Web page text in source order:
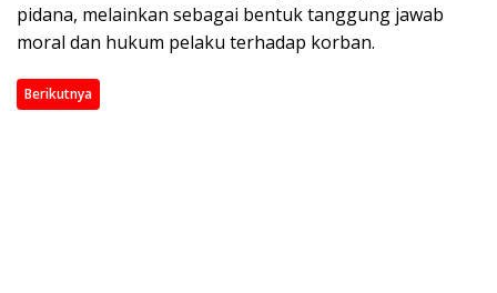
pidana, melainkan sebagai bentuk tanggung jawab
moral dan hukum pelaku terhadap korban.
Berikutnya